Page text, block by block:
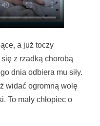
a już toczy
z rzadką chorobą
dnia odbiera mu siły.
widać ogromną wolę
To mały chłopiec o